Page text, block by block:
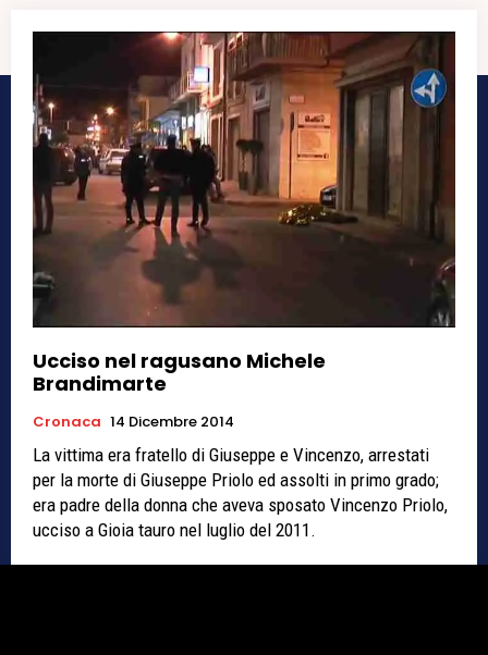
Ucciso nel ragusano Michele
Brandimarte
Cronaca 14 Dicembre 2014
La vittima era fratello di Giuseppe e Vincenzo, arrestati
per la morte di Giuseppe Priolo ed assolti in primo grado;
era padre della donna che aveva sposato Vincenzo Priolo,
ucciso a Gioia tauro nel luglio del 2011.